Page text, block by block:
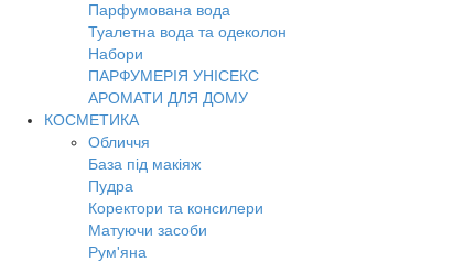
Парфумована вода
Туалетна вода та одеколон
Набори
ПАРФУМЕРІЯ УНІСЕКС
АРОМАТИ ДЛЯ ДОМУ
КОСМЕТИКА
Обличчя
База під макіяж
Пудра
Коректори та консилери
Матуючи засоби
Рум'яна